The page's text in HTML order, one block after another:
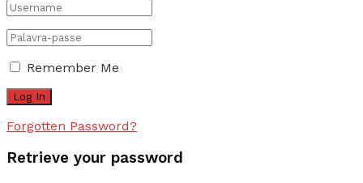
Remember Me
Forgotten Password?
Retrieve your password